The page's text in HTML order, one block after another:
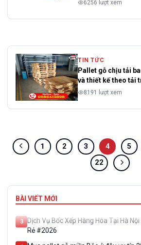
6256 lượt xem
TIN TỨC
Pallet gỗ chịu tải
và thiết kế theo tải
8191 lượt xem
1 2 3 4 5
22
BÀI VIẾT MỚI
8/2026
3
Dịch Vụ Bốc Xếp Hàng Hóa Tại Hà
Rẻ #2026
4 Mua pallet gỗ miền Bắc ở đâu uy tín